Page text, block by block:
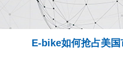
E-bike如何抢占美国